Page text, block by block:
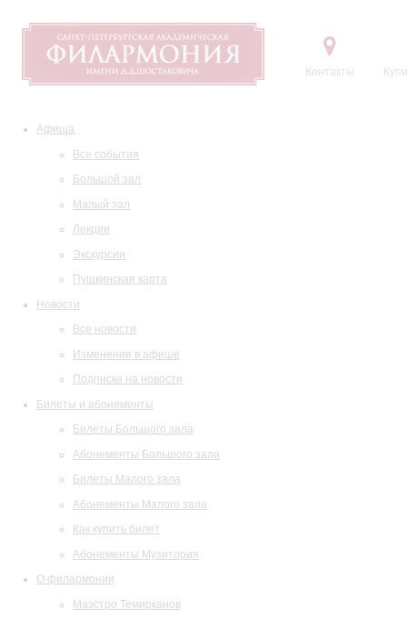
Контакты
Афиша
Все события
Большой зал
Малый зал
Лекции
Экскурсии
Пушкинская карта
Новости
Все новости
Изменения в афише
Подписка на новости
Билеты и абонементы
Билеты Большого зала
Абонементы Большого зала
Билеты Малого зала
Абонементы Малого зала
Как купить билет
Абонементы Музитория
О филармонии
Маэстро Темирканов